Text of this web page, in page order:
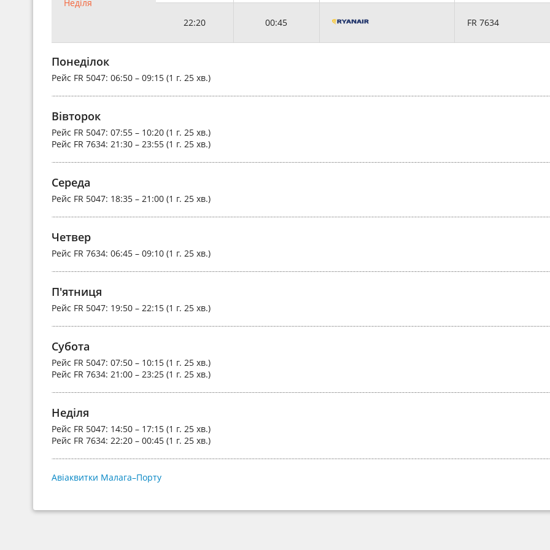
Неділя
22:20 00:45 FR 7634
Понеділок
Рейс FR 5047: 06:50 – 09:15 (1 г. 25 хв.)
Вівторок
Рейс FR 5047: 07:55 – 10:20 (1 г. 25 хв.)
Рейс FR 7634: 21:30 – 23:55 (1 г. 25 хв.)
Середа
Рейс FR 5047: 18:35 – 21:00 (1 г. 25 хв.)
Четвер
Рейс FR 7634: 06:45 – 09:10 (1 г. 25 хв.)
П'ятниця
Рейс FR 5047: 19:50 – 22:15 (1 г. 25 хв.)
Субота
Рейс FR 5047: 07:50 – 10:15 (1 г. 25 хв.)
Рейс FR 7634: 21:00 – 23:25 (1 г. 25 хв.)
Неділя
Рейс FR 5047: 14:50 – 17:15 (1 г. 25 хв.)
Рейс FR 7634: 22:20 – 00:45 (1 г. 25 хв.)
Авіаквитки Малага–Порту